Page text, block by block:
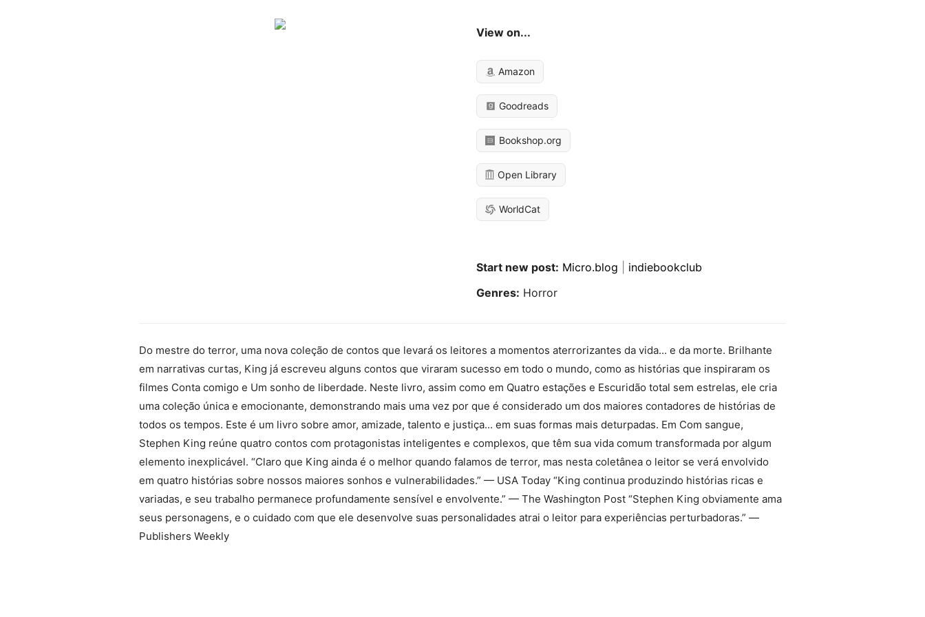
View on...
Amazon
Goodreads
Bookshop.org
Open Library
WorldCat
Start new post: Micro.blog
indiebookclub
Genres: Horror
Do mestre do terror, uma nova coleção de contos que levará os leitores a momentos aterrorizantes da vida... e da morte. Brilhante
em narrativas curtas, King já escreveu alguns contos que viraram sucesso em todo o mundo, como as histórias que inspiraram os
filmes Conta comigo e Um sonho de liberdade. Neste livro, assim como em Quatro estações e Escuridão total sem estrelas, ele cria
uma coleção única e emocionante, demonstrando mais uma vez por que é considerado um dos maiores contadores de histórias de
todos os tempos. Este é um livro sobre amor, amizade, talento e justiça... em suas formas mais deturpadas. Em Com sangue,
Stephen King reúne quatro contos com protagonistas inteligentes e complexos, que têm sua vida comum transformada por algum
elemento inexplicável. “Claro que King ainda é o melhor quando falamos de terror, mas nesta coletânea o leitor se verá envolvido
em quatro histórias sobre nossos maiores sonhos e vulnerabilidades.” — USA Today “King continua produzindo histórias ricas e
variadas, e seu trabalho permanece profundamente sensível e envolvente.” — The Washington Post “Stephen King obviamente ama
seus personagens, e o cuidado com que ele desenvolve suas personalidades atrai o leitor para experiências perturbadoras.” —
Publishers Weekly